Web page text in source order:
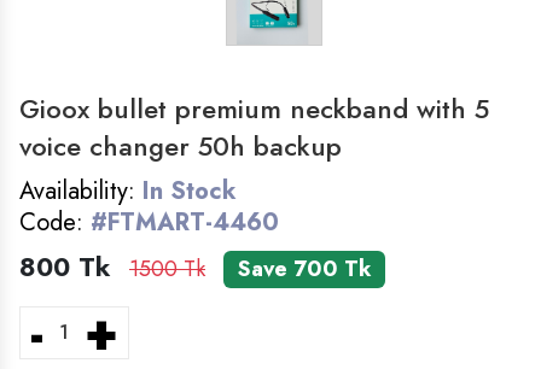
HOME&KITCHEN
GADGET
FEMALE WATCH
BABY GAMING TOY
Gioox bullet premium neckband with 5
voice changer 50h backup
Availability: In Stock
Code: #FTMART-4460
800 Tk 1500 Tk Save 700 Tk
- +